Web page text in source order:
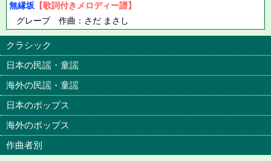
無縁坂 【歌詞付きメロディー譜】
グレープ 作曲：さだ まさし
クラシック
日本の民謡・童謡
海外の民謡・童謡
日本のポップス
海外のポップス
作曲者別